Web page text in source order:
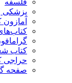
فلسفه
پزشکی
آمازون
کتاب
حراجی
صفحه